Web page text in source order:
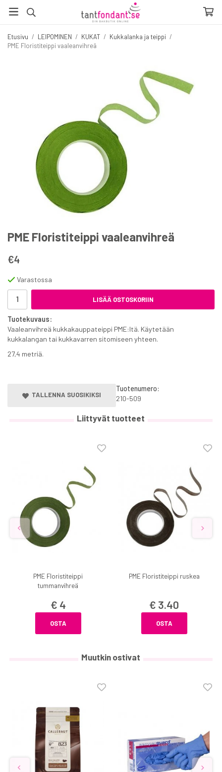
Etusivu / LEIPOMINEN / KUKAT / Kukkalanka ja teippi /
PME Floristiteippi vaaleanvihreä
PME Floristiteippi vaaleanvihreä
€4
Varastossa
LISÄÄ OSTOSKORIIN
Tuotekuvaus:
Vaaleanvihreä kukkakauppateippi PME:ltä. Käytetään
kukkalangan tai kukkavarren sitomiseen yhteen.
27,4 metriä.
TALLENNA SUOSIKIKSI
Tuotenumero:
210-509
Liittyvät tuotteet
PME Floristiteippi
tummanvihreä
€ 4
OSTA
PME Floristiteippi ruskea
€ 3.40
OSTA
Muutkin ostivat